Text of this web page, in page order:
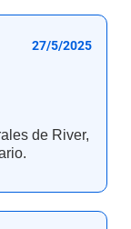
27/5/2025
de River,